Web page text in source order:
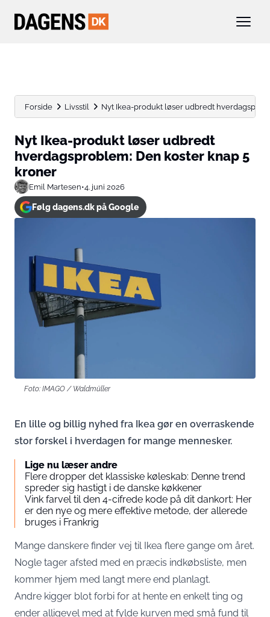
Forside Livsstil Nyt Ikea-produkt løser udbredt
Nyt Ikea-produkt løser udbredt
hverdagsproblem: Den koster knap 5
kroner
Emil Martesen•4. juni 2026
Følg dagens.dk på Google
Foto: IMAGO / Waldmüller
En lille og billig nyhed fra Ikea gør en overraskende
stor forskel i hverdagen for mange mennesker.
Lige nu læser andre
Flere dropper det klassiske køleskab: Denne trend
spreder sig hastigt i de danske køkkener
Vink farvel til den 4-cifrede kode på dit dankort: Her
er den nye og mere effektive metode, der allerede
bruges i Frankrig
Mange danskere finder vej til Ikea flere gange om året.
Nogle tager afsted med en præcis indkøbsliste, men
kommer hjem med langt mere end planlagt.
Andre kigger blot forbi for at hente en enkelt ting og
ender alligevel med at fylde kurven med små fund til